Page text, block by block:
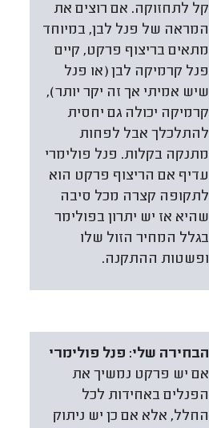
קל לתחזוקה. אם רוצים את
המראה של פנל לבן, במיוחד
מתאים בריצוף פרקט, קיים
פנל קרמיקה לבן (או פנל
שיש אמיתי אך זה יקר יותר),
קרמיקה יכולה גם יחסית
להתלכלך אבל לפחות
מתנקה בקלות. פנל פולימרי
עדיף אם הריצוף פרקט הוא
לתקופה קצרה מכל סיבה
שהיא אז יש יתרון בפולימר
בגלל המחיר הזול שלו
ופשטות ההתקנה.
הבחירה שלי: פנל פולימרי
אם יש פרקט נמשיך את
הפנלים באחידות לכל
החלל, אלא אם כן יש ניתוק